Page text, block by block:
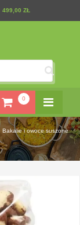
499,00 ZŁ
0
Bakalie i owoce suszone